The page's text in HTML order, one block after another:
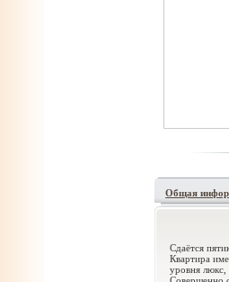
Общая
Сдаётся
Квартира
уровня